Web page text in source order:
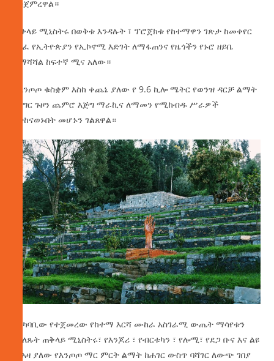
አስጀምረዋል።
ጠቅላይ ሚኒስትሩ በወቅቱ እንዳሉት ፣ ፕሮጀክቱ የከተማዋን ገጽታ ከመቀየር
ባለፈ የኢትዮጵያን የኢኮኖሚ እድገት ለማፋጠንና የዜጎችን የኑሮ ዘይቤ
ለማሻሻል ከፍተኛ ሚና አለው።
ከእንጦጦ ቁስቋም እስከ ቀጨኔ ያለው የ 9.6 ኪሎ ሜትር የወንዝ ዳርቻ ልማት
የእግር ጉዞን ጨምሮ እጅግ ማራኪና ለማመን የሚከብዱ ሥራዎች
የተከናወኑበት መሆኑን ገልጸዋል።
በአካባቢው የተጀመረው የከተማ እርሻ ሙከራ አስገራሚ ውጤት ማሳየቱን
የገለጹት ጠቅላይ ሚኒስትሩ፣ የእንጆሪ ፣ የብርቱካን ፣ የሎሚ፣ የደጋ ቡና እና ልዩ
መአዛ ያለው የእንጦጦ ማር ምርት ልማት ከሐገር ውስጥ ባሻገር ለውጭ ገበያ